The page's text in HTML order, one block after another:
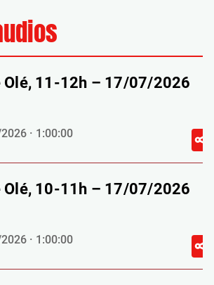
Olé, 11-12h – 17/07/2026
· 1:00:00
Olé, 10-11h – 17/07/2026
· 1:00:00